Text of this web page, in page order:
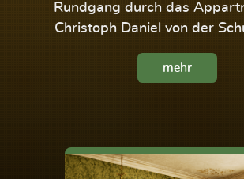
Rundgang durch das
Christoph Daniel von der
mehr